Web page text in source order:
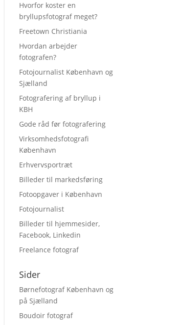
Hvorfor koster en
bryllupsfotograf meget?
Freetown Christiania
Hvordan arbejder
fotografen?
Fotojournalist København og
Sjælland
Fotografering af bryllup i
KBH
Gode råd før fotografering
Virksomhedsfotografi
København
Erhvervsportræt
Billeder til markedsføring
Fotoopgaver i København
Fotojournalist
Billeder til hjemmesider,
Facebook, Linkedin
Freelance fotograf
Sider
Børnefotograf København og
på Sjælland
Boudoir fotograf